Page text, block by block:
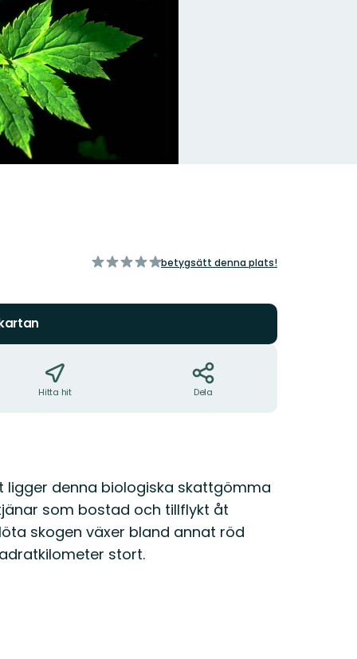
av
betygsätt denna plats!
Hitta hit Dela
ligger denna biologiska skattgömma
som bostad och tillflykt åt
skogen växer bland annat röd
stort.